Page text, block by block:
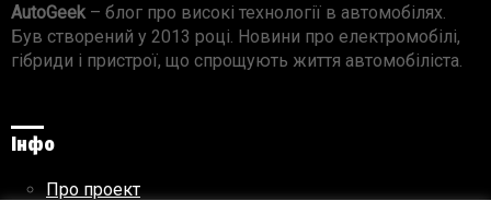
AutoGeek– блог про високі технології в автомобілях.
Був створений у 2013 році. Новини про електромобілі,
гібриди і пристрої, що спрощують життя автомобіліста.
Інфо
Про проект